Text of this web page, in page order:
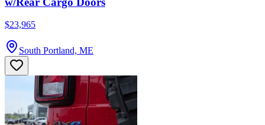
$23,965
South Portland, ME